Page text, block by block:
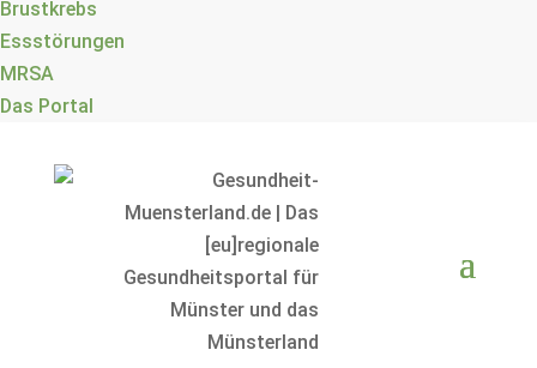
Brustkrebs
Essstörungen
MRSA
Das Portal